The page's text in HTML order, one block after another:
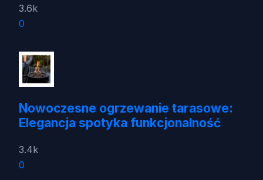
3.6k
0
Nowoczesne ogrzewanie tarasowe:
Elegancja spotyka funkcjonalność
3.4k
0